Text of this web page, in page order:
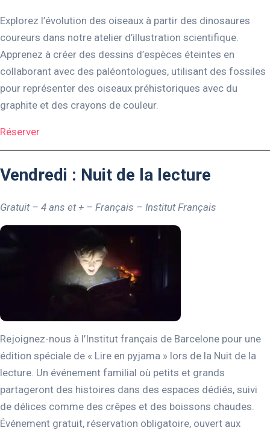
Explorez l’évolution des oiseaux à partir des dinosaures
coureurs dans notre atelier d’illustration scientifique.
Apprenez à créer des dessins d’espèces éteintes en
collaborant avec des paléontologues, utilisant des fossiles
pour représenter des oiseaux préhistoriques avec du
graphite et des crayons de couleur.
Réserver
Vendredi : Nuit de la lecture
Gratuit – 4 ans et + – Français – Institut Français
Rejoignez-nous à l’Institut français de Barcelone pour une
édition spéciale de « Lire en pyjama » lors de la Nuit de la
lecture. Un événement familial où petits et grands
partageront des histoires dans des espaces dédiés, suivi
de délices comme des crêpes et des boissons chaudes.
Événement gratuit, réservation obligatoire, ouvert aux